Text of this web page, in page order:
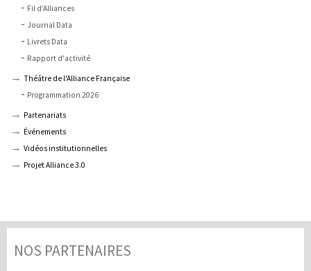
Fil d’Alliances
Journal Data
Livrets Data
Rapport d'activité
Théâtre de l'Alliance Française
Programmation 2026
Partenariats
Événements
Vidéos institutionnelles
Projet Alliance 3.0
NOS PARTENAIRES